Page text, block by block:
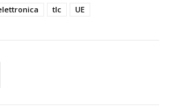
tlc UE